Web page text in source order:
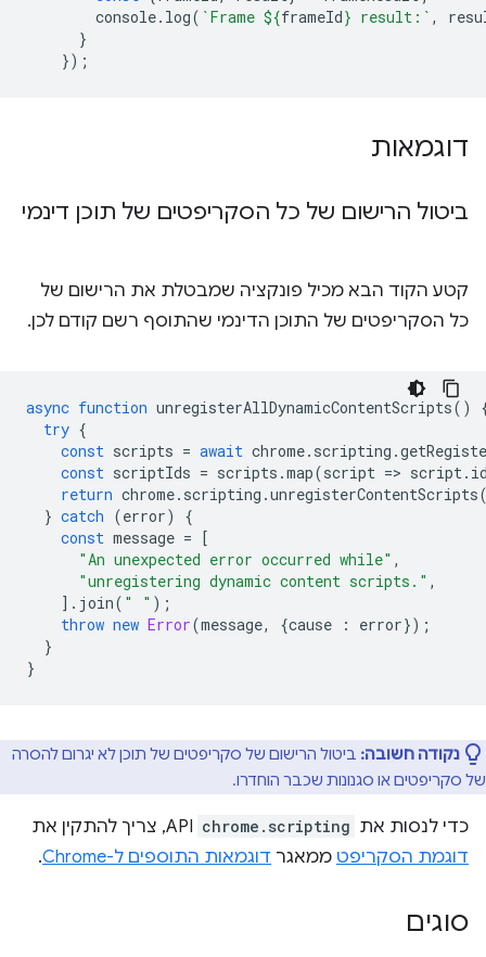
console. log( `Frame ${frameId} result:` ,
}
});
דוגמאות
ביטול הרישום של כל הסקריפטים של תוכן דינמי
קטע הקוד הבא מכיל פונקציה שמבטלת את הרישום של
כל הסקריפטים של התוכן הדינמי שהתוסף רשם קודם לכן.
async function unregisterAllDynamicContentScripts()
try {
const scripts = await chrome. scripting .
const scriptIds = scripts .map(script => script.
return chrome. scripting .unregisterContentScripts
} catch (error)
{
const message = [
"An unexpected error occurred while" ,
"unregistering dynamic content scripts." ,
]. join( " " );
throw new Error(message, {cause : error});
}
}
נקודה חשובה: ביטול הרישום של סקריפטים של תוכן לא יגרום להסרה
של סקריפטים או סגנונות שכבר הוחדרו.
כדי לנסות את chrome.scripting
דוגמת הסקריפט ממאגר דוגמאות התוספים ל-Chrome .
סוגים